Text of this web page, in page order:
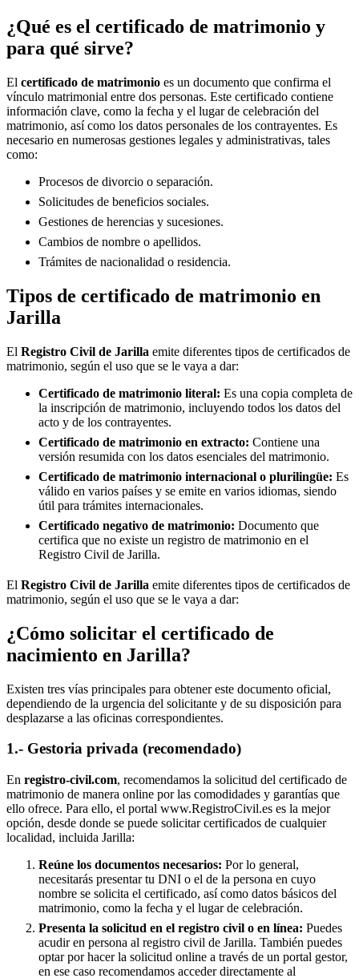
¿Qué es el certificado de matrimonio y
para qué sirve?
El certificado de matrimonio es un documento que confirma el
vínculo matrimonial entre dos personas. Este certificado contiene
información clave, como la fecha y el lugar de celebración del
matrimonio, así como los datos personales de los contrayentes. Es
necesario en numerosas gestiones legales y administrativas, tales
como:
Procesos de divorcio o separación.
Solicitudes de beneficios sociales.
Gestiones de herencias y sucesiones.
Cambios de nombre o apellidos.
Trámites de nacionalidad o residencia.
Tipos de certificado de matrimonio en
Jarilla
El Registro Civil de Jarilla emite diferentes tipos de certificados de
matrimonio, según el uso que se le vaya a dar:
Certificado de matrimonio literal: Es una copia completa de
la inscripción de matrimonio, incluyendo todos los datos del
acto y de los contrayentes.
Certificado de matrimonio en extracto: Contiene una
versión resumida con los datos esenciales del matrimonio.
Certificado de matrimonio internacional o plurilingüe: Es
válido en varios países y se emite en varios idiomas, siendo
útil para trámites internacionales.
Certificado negativo de matrimonio: Documento que
certifica que no existe un registro de matrimonio en el
Registro Civil de Jarilla.
El Registro Civil de Jarilla emite diferentes tipos de certificados de
matrimonio, según el uso que se le vaya a dar:
¿Cómo solicitar el certificado de
nacimiento en Jarilla?
Existen tres vías principales para obtener este documento oficial,
dependiendo de la urgencia del solicitante y de su disposición para
desplazarse a las oficinas correspondientes.
1.- Gestoria privada (recomendado)
En registro-civil.com, recomendamos la solicitud del certificado de
matrimonio de manera online por las comodidades y garantías que
ello ofrece. Para ello, el portal www.RegistroCivil.es es la mejor
opción, desde donde se puede solicitar certificados de cualquier
localidad, incluida Jarilla:
Reúne los documentos necesarios: Por lo general,
necesitarás presentar tu DNI o el de la persona en cuyo
nombre se solicita el certificado, así como datos básicos del
matrimonio, como la fecha y el lugar de celebración.
Presenta la solicitud en el registro civil o en línea: Puedes
acudir en persona al registro civil de Jarilla. También puedes
optar por hacer la solicitud online a través de un portal gestor,
en ese caso recomendamos acceder directamente al